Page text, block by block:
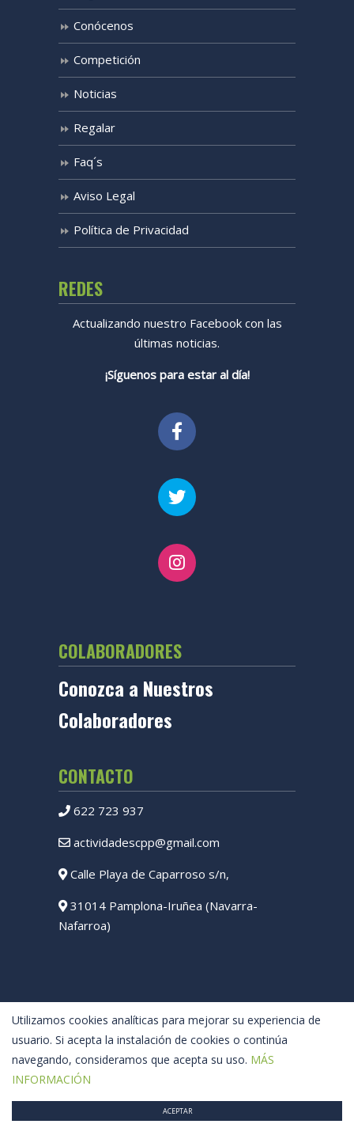
ACEPTAR
Utilizamos cookies analíticas para mejorar su experiencia de
usuario. Si acepta la instalación de cookies o continúa
navegando, consideramos que acepta su uso. MÁS
INFORMACIÓN
Conócenos
Competición
Noticias
Regalar
Faq´s
Aviso Legal
Política de Privacidad
REDES
Actualizando nuestro Facebook con las
últimas noticias.
¡Síguenos para estar al día!
COLABORADORES
Conozca a Nuestros
Colaboradores
CONTACTO
622 723 937
actividadescpp@gmail.com
Calle Playa de Caparroso s/n,
31014 Pamplona-Iruñea (Navarra-
Nafarroa)